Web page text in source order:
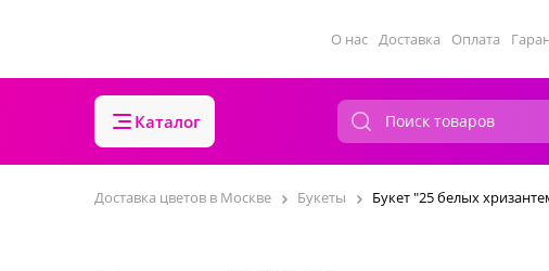
О нас Доставка Оплата
Каталог
Доставка цветов в Москве Букеты Букет "25 белых